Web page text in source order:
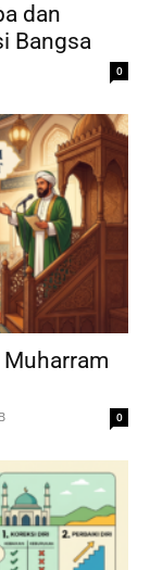
dan
Bangsa
0
0